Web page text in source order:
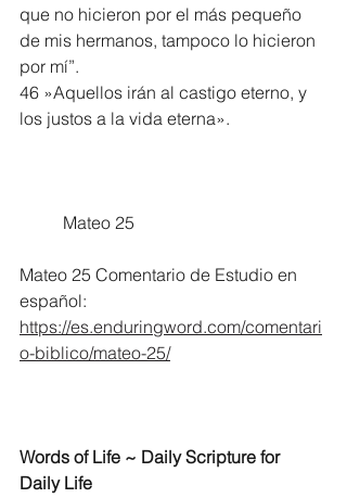
que no hicieron por el más pequeño
de mis hermanos, tampoco lo hicieron
por mí”.
46 »Aquellos irán al castigo eterno, y
los justos a la vida eterna».
	Mateo 25
Mateo 25 Comentario de Estudio en
español:
https://es.enduringword.com/comentari
o-biblico/mateo-25/
Words of Life ~ Daily Scripture for
Daily Life